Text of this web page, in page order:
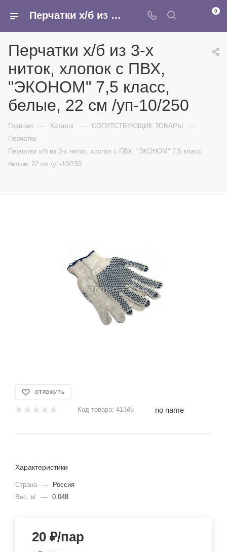
Перчатки х/б из 3-х ниток, хлопок с ПВХ, "ЭКОНОМ" 7,5 класс, белые, 22 см /уп-10/250 - купить в интернет-магазине Армина 0
Перчатки х/б из 3-х
ниток, хлопок с ПВХ,
"ЭКОНОМ" 7,5 класс,
белые, 22 см /уп-10/250
Главная — Каталог — СОПУТСТВУЮЩИЕ ТОВАРЫ —
Перчатки —
Перчатки х/б из 3-х ниток, хлопок с ПВХ, "ЭКОНОМ" 7,5 класс,
белые, 22 см /уп-10/250
ОТЛОЖИТЬ
Код товара: 41345 no name
Характеристики
Страна —
Россия
Вес, кг — 0.048
20 ₽/пар